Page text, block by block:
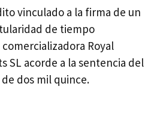
vinculado a la firma de un
de tiempo
Royal
SL acorde a la sentencia del
dos mil quince.